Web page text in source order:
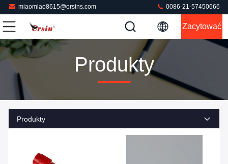
miaomiao8615@orsins.com 0086-21-57450666
Zacytować
Produkty
Produkty